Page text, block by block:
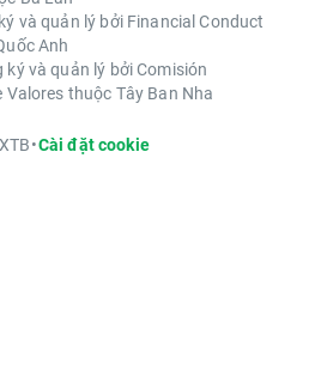
và quản lý bởi Financial Conduct
Anh
và quản lý bởi Comisión
thuộc Tây Ban Nha
•Cài đặt cookie